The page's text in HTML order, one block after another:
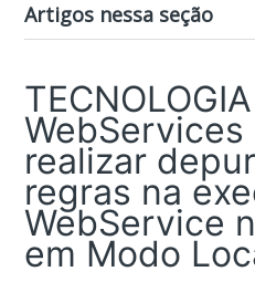
Artigos nessa seção
realizar
regras na
WebService
em Modo